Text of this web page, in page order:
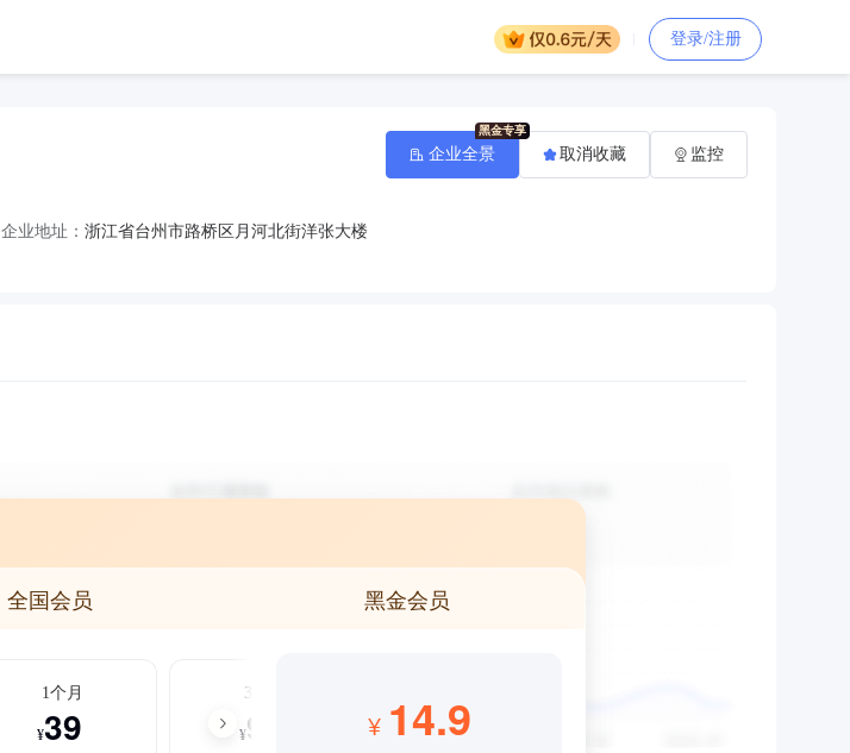
登录/注册
企业地址： 浙江省台州市路桥区月河北街洋张大楼
企业全景 取消收藏 监控
全国会员 黑金会员
1个月
¥39
3个月
¥99 ¥ 14.9